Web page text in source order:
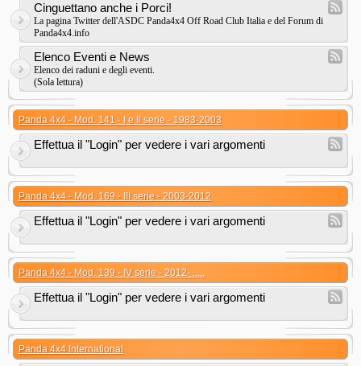
Cinguettano anche i Porci!
La pagina Twitter dell'ASDC Panda4x4 Off Road Club Italia e del Forum di
Panda4x4.info
Elenco Eventi e News
Elenco dei raduni e degli eventi.
(Sola lettura)
Panda 4x4 - Mod. 141 - I e II serie - 1983-2003
Effettua il "Login" per vedere i vari argomenti
Panda 4x4 - Mod. 169 - III serie - 2003-2012
Effettua il "Login" per vedere i vari argomenti
Panda 4x4 - Mod. 139 - IV serie - 2012- .....
Effettua il "Login" per vedere i vari argomenti
Panda 4x4 International